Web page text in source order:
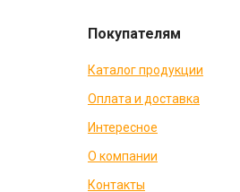
Покупателям
Каталог продукции
Оплата и доставка
Интересное
О компании
Контакты